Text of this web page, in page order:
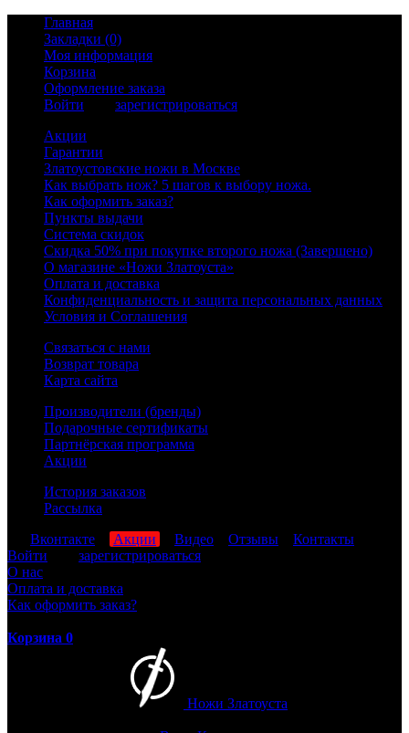
Главная
Закладки (0)
Моя информация
Корзина
Оформление заказа
Войти
зарегистрироваться
Акции
Гарантии
Златоустовские ножи в Москве
Как выбрать нож? 5 шагов к выбору ножа.
Как оформить заказ?
Пункты выдачи
Система скидок
Скидка 50% при покупке второго ножа (Завершено)
О магазине «Ножи Златоуста»
Оплата и доставка
Конфиденциальность и защита персональных данных
Условия и Соглашения
Связаться с нами
Возврат товара
Карта сайта
Производители (бренды)
Подарочные сертификаты
Партнёрская программа
Акции
История заказов
Рассылка
Вконтакте Акции Видео Отзывы
Контакты
Войти
зарегистрироваться
О нас
Оплата и доставка
Как оформить заказ?
Корзина 0
Ножи Златоуста